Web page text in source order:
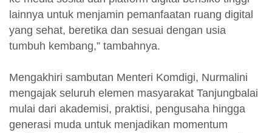
lainnya untuk menjamin pemanfaatan ruang digital
yang sehat, beretika dan sesuai dengan usia
tumbuh kembang,” tambahnya.
Mengakhiri sambutan Menteri Komdigi, Nurmalini
mengajak seluruh elemen masyarakat Tanjungbalai
mulai dari akademisi, praktisi, pengusaha hingga
generasi muda untuk menjadikan momentum